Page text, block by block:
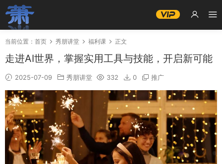
当前位置： 首页 秀朋讲堂 福利课 正文
走进AI世界，掌握实用工具与技能，开启新可能
2025-07-09 秀朋讲堂 332 0 推广